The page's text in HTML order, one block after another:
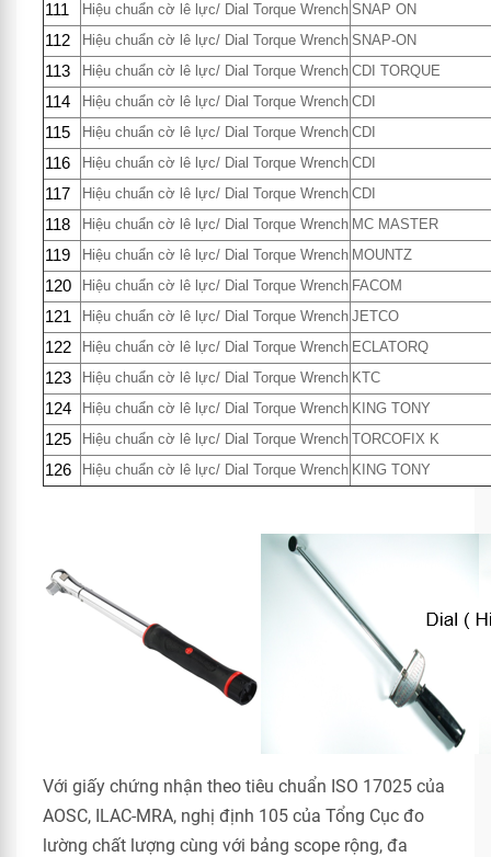
111 Hiệu chuẩn cờ lê lực/ Dial Torque Wrench SNAP ON
112 Hiệu chuẩn cờ lê lực/ Dial Torque Wrench SNAP-ON
113 Hiệu chuẩn cờ lê lực/ Dial Torque Wrench CDI TORQUE
114 Hiệu chuẩn cờ lê lực/ Dial Torque Wrench CDI
115 Hiệu chuẩn cờ lê lực/ Dial Torque Wrench CDI
116 Hiệu chuẩn cờ lê lực/ Dial Torque Wrench CDI
117 Hiệu chuẩn cờ lê lực/ Dial Torque Wrench CDI
118 Hiệu chuẩn cờ lê lực/ Dial Torque Wrench MC MASTER
119 Hiệu chuẩn cờ lê lực/ Dial Torque Wrench MOUNTZ
120 Hiệu chuẩn cờ lê lực/ Dial Torque Wrench FACOM
121 Hiệu chuẩn cờ lê lực/ Dial Torque Wrench JETCO
122 Hiệu chuẩn cờ lê lực/ Dial Torque Wrench ECLATORQ
123 Hiệu chuẩn cờ lê lực/ Dial Torque Wrench KTC
124 Hiệu chuẩn cờ lê lực/ Dial Torque Wrench KING TONY
125 Hiệu chuẩn cờ lê lực/ Dial Torque Wrench TORCOFIX K
126 Hiệu chuẩn cờ lê lực/ Dial Torque Wrench KING TONY
Với giấy chứng nhận theo tiêu chuẩn ISO 17025 của
AOSC, ILAC-MRA, nghị định 105 của Tổng Cục đo
lường chất lượng cùng với bảng scope rộng, đa